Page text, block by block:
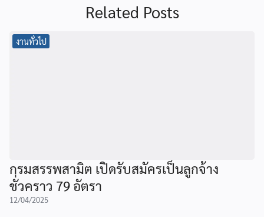
Related Posts
งานทั่วไป
กรมสรรพสามิต เปิดรับสมัครเป็นลูกจ้าง
ชั่วคราว 79 อัตรา
12/04/2025